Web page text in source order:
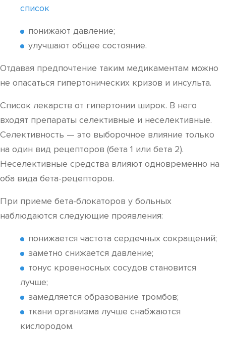
список
понижают давление;
улучшают общее состояние.
Отдавая предпочтение таким медикаментам можно
не опасаться гипертонических кризов и инсульта.
Список лекарств от гипертонии широк. В него
входят препараты селективные и неселективные.
Селективность — это выборочное влияние только
на один вид рецепторов (бета 1 или бета 2).
Неселективные средства влияют одновременно на
оба вида бета-рецепторов.
При приеме бета-блокаторов у больных
наблюдаются следующие проявления:
понижается частота сердечных сокращений;
заметно снижается давление;
тонус кровеносных сосудов становится
лучше;
замедляется образование тромбов;
ткани организма лучше снабжаются
кислородом.